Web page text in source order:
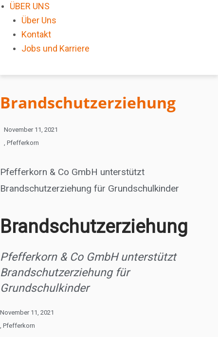
ÜBER UNS
Über Uns
Kontakt
Jobs und Karriere
Brandschutzerziehung
November 11, 2021
Pfefferkorn
Pfefferkorn & Co GmbH unterstützt
Brandschutzerziehung für Grundschulkinder
Brandschutzerziehung
Pfefferkorn & Co GmbH unterstützt
Brandschutzerziehung für
Grundschulkinder
November 11, 2021
Pfefferkorn